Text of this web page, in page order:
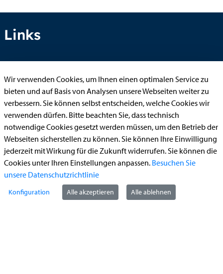
Links
Anhörung online
Aufenthaltserlaubnis
Bauantrag
Begleitetes Fahren ab 17 (Erstantrag)
Führerschein (Umtausch)
Reiterplakette (Verlängerungsantrag online)
Ummeldung zugelassenes Fahrzeug
Wir verwenden Cookies, um Ihnen einen optimalen Service zu
bieten und auf Basis von Analysen unsere Webseiten weiter zu
verbessern. Sie können selbst entscheiden, welche Cookies wir
verwenden dürfen. Bitte beachten Sie, dass technisch
notwendige Cookies gesetzt werden müssen, um den Betrieb der
Webseiten sicherstellen zu können. Sie können Ihre Einwilligung
jederzeit mit Wirkung für die Zukunft widerrufen. Sie können die
Cookies unter Ihren Einstellungen anpassen. Besuchen Sie
unsere Datenschutzrichtlinie
Konfiguration Alle akzeptieren Alle ablehnen